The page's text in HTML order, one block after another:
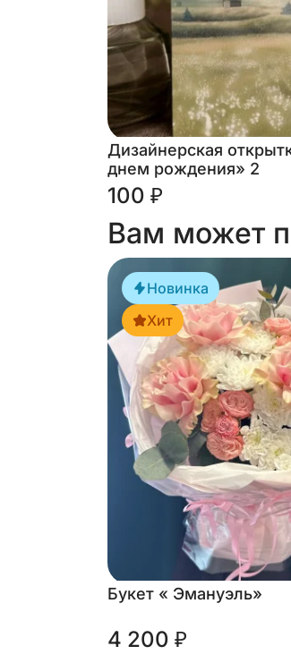
Дизайнерская открытка
днем рождения» 2
100 ₽
Вам может
Новинка
Хит
Букет « Эмануэль»
4 200 ₽